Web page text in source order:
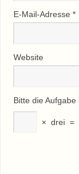
E-Mail-Adresse *
Website
Bitte die Aufgabe
× drei =